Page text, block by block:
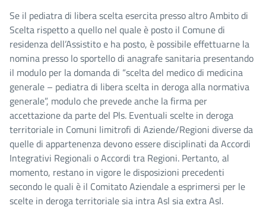
Se il pediatra di libera scelta esercita presso altro Ambito di
Scelta rispetto a quello nel quale è posto il Comune di
residenza dell’Assistito e ha posto, è possibile effettuarne la
nomina presso lo sportello di anagrafe sanitaria presentando
il modulo per la domanda di “scelta del medico di medicina
generale – pediatra di libera scelta in deroga alla normativa
generale”, modulo che prevede anche la firma per
accettazione da parte del Pls. Eventuali scelte in deroga
territoriale in Comuni limitrofi di Aziende/Regioni diverse da
quelle di appartenenza devono essere disciplinati da Accordi
Integrativi Regionali o Accordi tra Regioni. Pertanto, al
momento, restano in vigore le disposizioni precedenti
secondo le quali è il Comitato Aziendale a esprimersi per le
scelte in deroga territoriale sia intra Asl sia extra Asl.